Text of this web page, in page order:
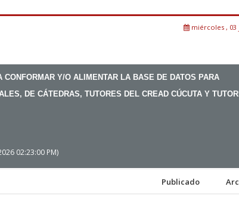
miércoles , 03
CONFORMAR Y/O ALIMENTAR LA BASE DE DATOS PARA
DE CÁTEDRAS, TUTORES DEL CREAD CÚCUTA Y
02:23:00 PM)
Publicado